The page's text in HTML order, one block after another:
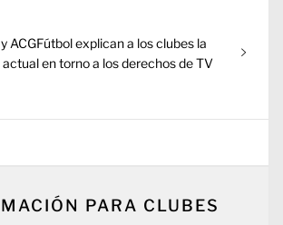
ACGFútbol explican a los clubes la
en torno a los derechos de TV
PARA CLUBES